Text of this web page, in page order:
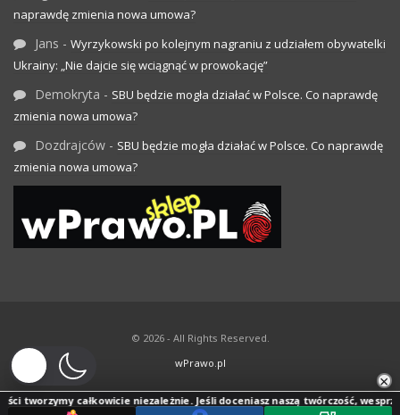
naprawdę zmienia nowa umowa?
Jans - Wyrzykowski po kolejnym nagraniu z udziałem obywatelki
Ukrainy: „Nie dajcie się wciągnąć w prowokację”
Demokryta - SBU będzie mogła działać w Polsce. Co naprawdę
zmienia nowa umowa?
Dozdrajców - SBU będzie mogła działać w Polsce. Co naprawdę
zmienia nowa umowa?
© 2026 - All Rights Reserved.
wPrawo.pl
×
tworzymy całkowicie niezależnie. Jeśli doceniasz naszą twórczość, wesprzyj